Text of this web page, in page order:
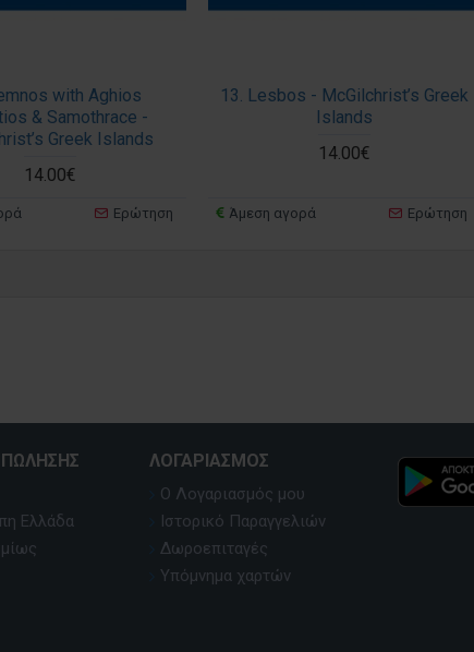
with Aghios
& Samothrace -
Greek Islands
14.00€
Ερώτηση
13. Lesbos - McGilchrist’s Greek
Islands
14.00€
Άμεση αγορά Ερώτηση
Ελλάδα
ΛΟΓΑΡΙΑΣΜΌΣ
Ο Λογαριασμός μου
Ιστορικό Παραγγελιών
Δωροεπιταγές
Υπόμνημα χαρτών